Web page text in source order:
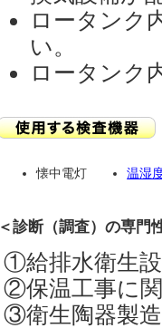
ロータンク
い。
ロータンク
懐中電灯 温湿
＜診断（調査）の専門
①給排水衛生
②保温工事に
③衛生陶器製